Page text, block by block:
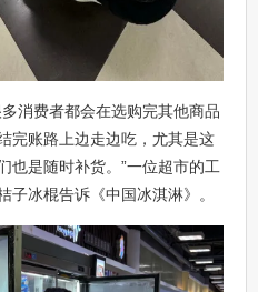
消费者都会在选购完其他商品
完账路上边走边吃，尤其是这
也是随时补货。”一位超市的工
子冰棍告诉《中国冰淇淋》。